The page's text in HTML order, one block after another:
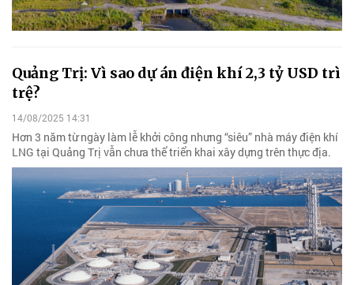
Quảng Trị: Vì sao dự án điện khí 2,3 tỷ USD trì
trệ?
14/08/2025 14:31
Hơn 3 năm từ ngày làm lễ khởi công nhưng “siêu” nhà máy điện khí
LNG tại Quảng Trị vẫn chưa thể triển khai xây dựng trên thực địa.